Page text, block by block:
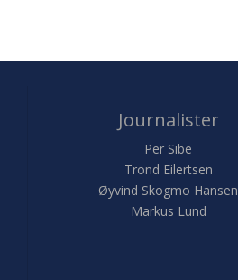
Journalister
Per Sibe
Trond Eilertsen
Øyvind Skogmo Hansen
Markus Lund